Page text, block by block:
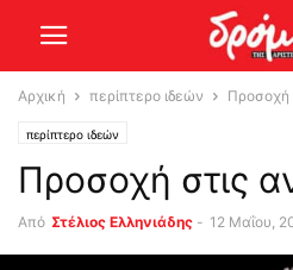
Αρχική περίπτερο ιδεών Προσοχή
περίπτερο ιδεών
Προσοχή στις
Από Στέλιος Ελληνιάδης - 12 Μαΐου,